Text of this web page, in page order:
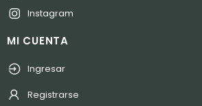
Instagram
MI CUENTA
Ingresar
Registrarse